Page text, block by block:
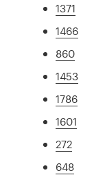
1371
1466
860
1453
1786
1601
272
648